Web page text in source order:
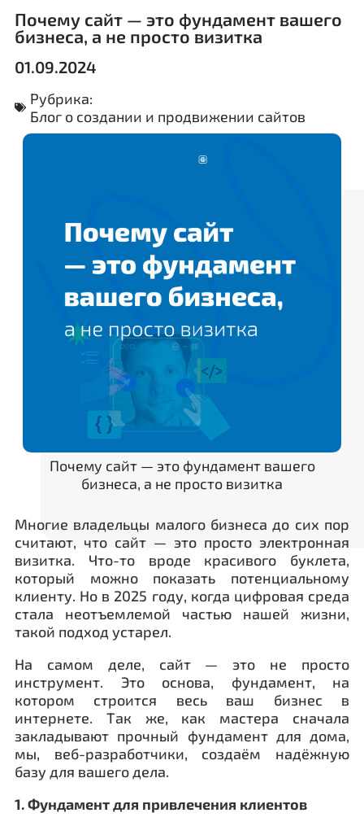
Почему сайт — это фундамент вашего
бизнеса, а не просто визитка
01.09.2024
Рубрика:
Блог о создании и продвижении сайтов
Почему сайт — это фундамент вашего
бизнеса, а не просто визитка
Многие владельцы малого бизнеса до сих пор
считают, что сайт — это просто электронная
визитка. Что-то вроде красивого буклета,
который можно показать потенциальному
клиенту. Но в 2025 году, когда цифровая среда
стала неотъемлемой частью нашей жизни,
такой подход устарел.
На самом деле, сайт — это не просто
инструмент. Это основа, фундамент, на
котором строится весь ваш бизнес в
интернете. Так же, как мастера сначала
закладывают прочный фундамент для дома,
мы, веб-разработчики, создаём надёжную
базу для вашего дела.
1. Фундамент для привлечения клиентов